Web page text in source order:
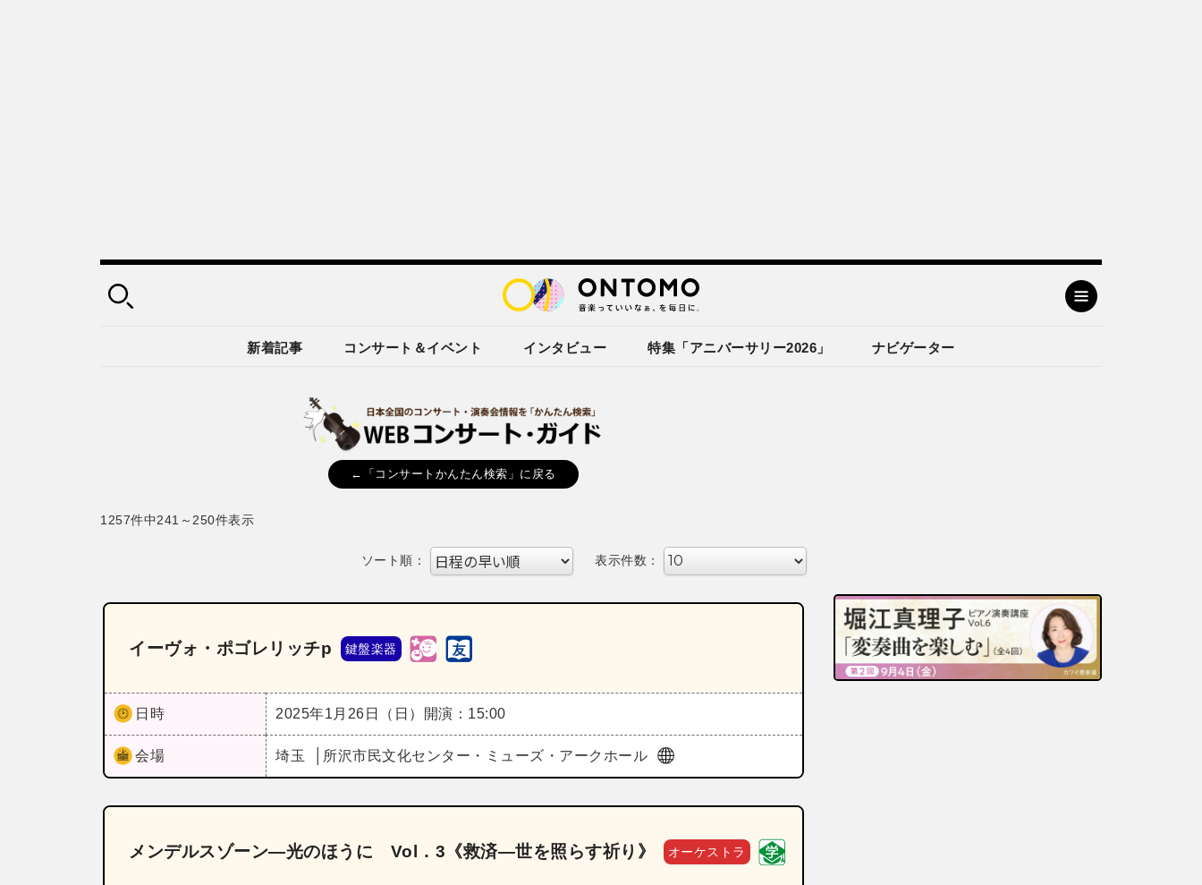
新着記事 コンサート＆イベント インタビュー 特集「アニバーサリー2026」 ナビゲーター
←「コンサートかんたん検索」に戻る
1257件中241～250件表示
ソート順： 表示件数：
イーヴォ・ポゴレリッチp 鍵盤楽器
日時 2025年1月26日（日） 開演：15:00
会場 埼玉 所沢市民文化センター・ミューズ・アークホール
メンデルスゾーン―光のほうに Vol．3《救済―世を照らす祈り》 オーケストラ